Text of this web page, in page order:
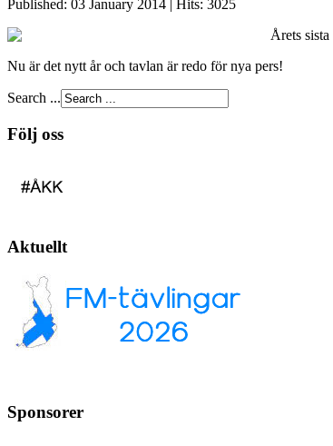
Published: 03 January 2014
Hits: 3025
Årets
Nu är det nytt år och tavlan är redo för nya pers!
Search ...
Följ oss
Aktuellt
Sponsorer